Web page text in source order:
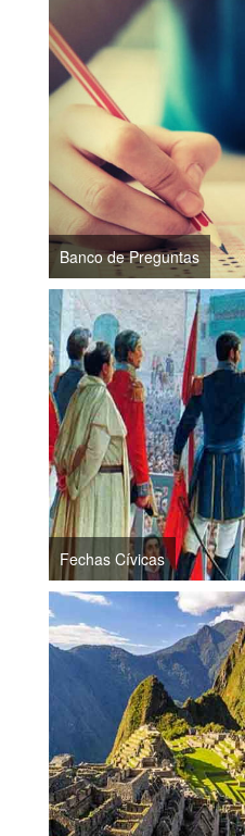
Banco de Preguntas
Fechas Cívicas